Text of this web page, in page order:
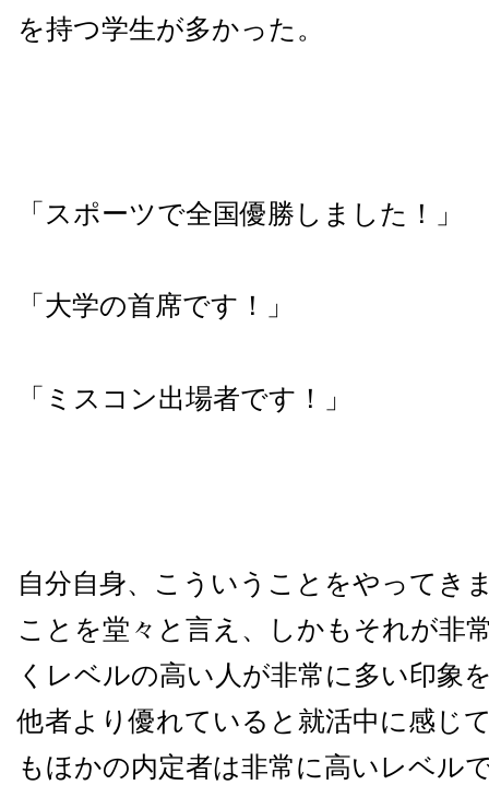
を持つ学生が多かった。
「スポーツで全国優勝しました！」
「大学の首席です！」
「ミスコン出場者です！」
自分自身、こういうことをやってき
ことを堂々と言え、しかもそれが非
くレベルの高い人が非常に多い印象
他者より優れていると就活中に感じ
もほかの内定者は非常に高いレベル